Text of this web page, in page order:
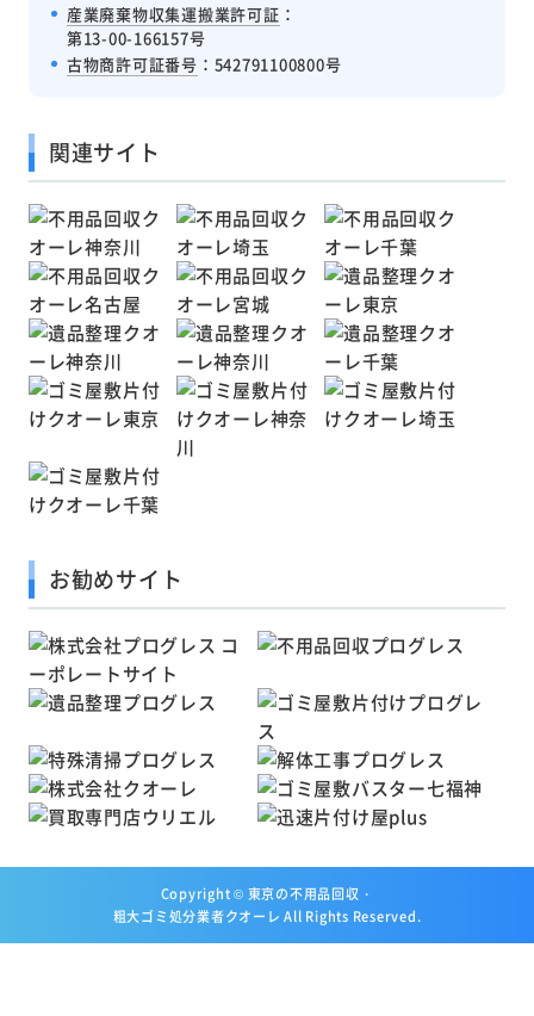
産業廃棄物収集運搬業許可証 ：
第13-00-166157号
古物商許可証番号 ：542791100800号
関連サイト
お勧めサイト
Copyright © 東京の不用品回収・
粗大ゴミ処分業者クオーレ All Rights Reserved.